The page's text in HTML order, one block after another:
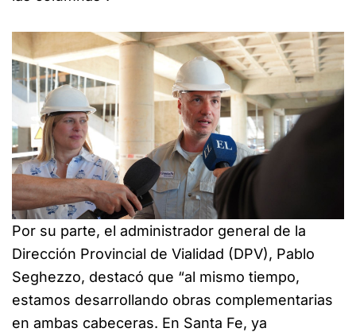
Por su parte, el administrador general de la
Dirección Provincial de Vialidad (DPV), Pablo
Seghezzo, destacó que “al mismo tiempo,
estamos desarrollando obras complementarias
en ambas cabeceras. En Santa Fe, ya